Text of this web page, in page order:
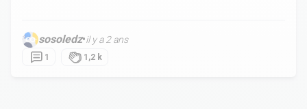
sosoledz•il y a 2 ans
1 1,2 k